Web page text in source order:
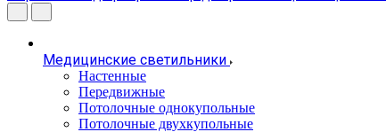
Медицинские светильники
Настенные
Передвижные
Потолочные однокупольные
Потолочные двухкупольные